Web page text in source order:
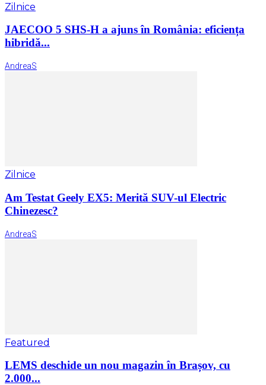
Zilnice
JAECOO 5 SHS-H a ajuns în România: eficiența
hibridă...
AndreaS
Zilnice
Am Testat Geely EX5: Merită SUV-ul Electric
Chinezesc?
AndreaS
Featured
LEMS deschide un nou magazin în Brașov, cu
2.000...